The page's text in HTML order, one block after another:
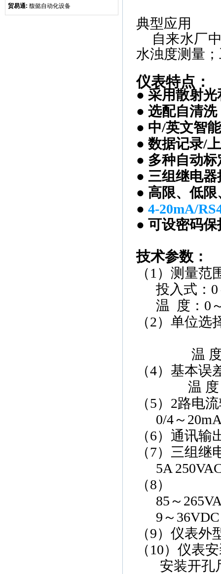
贸易通: 馥懿自动化设备
典型应用
自来水厂
水浊度测量 ；
仪表特点 ：
● 采用散射
● 选配自清洗
● 中/英文智
● 数据记录/
● 多种自动标
● 三组继电器
● 高限、低限
● 4-20mA/
● 可设密码
技术参数 ：
（1） 测量范
投入式 ：
温
度 ：0
（2） 单位选
温
（4） 基本误
温 度
（5）2路电
0/4～
（6） 通讯输
（7） 三组继
5A
（8）
85～
9～
（9） 仪表外
（10） 仪表
安装开孔